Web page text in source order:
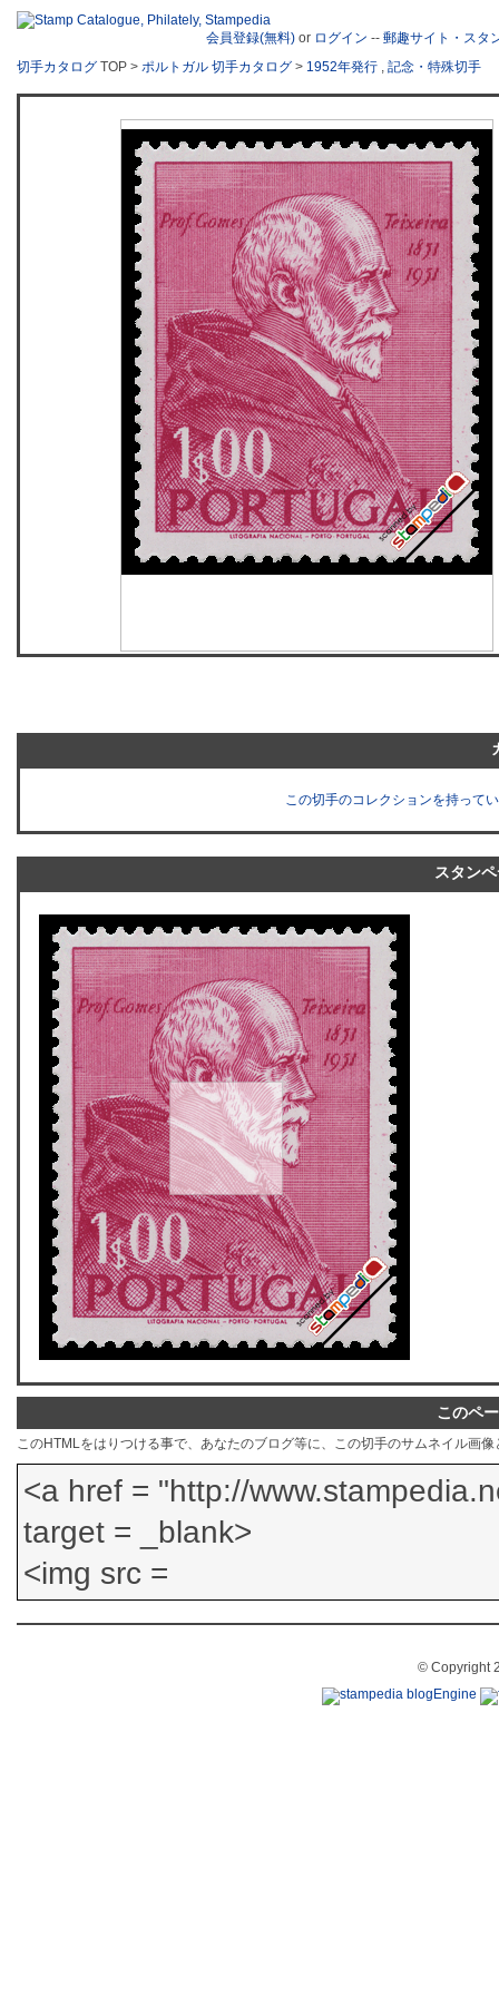
会員登録(無料) or ログイン -- 郵趣サイト・スタ
切手カタログ TOP > ポルトガル 切手カタログ > 1952年発行 , 記念・特殊切手
この切手のコレクションを持って
スタン
このペ
このHTMLをはりつける事で、あなたのブログ等に、この切手のサムネイル画
© Copyright